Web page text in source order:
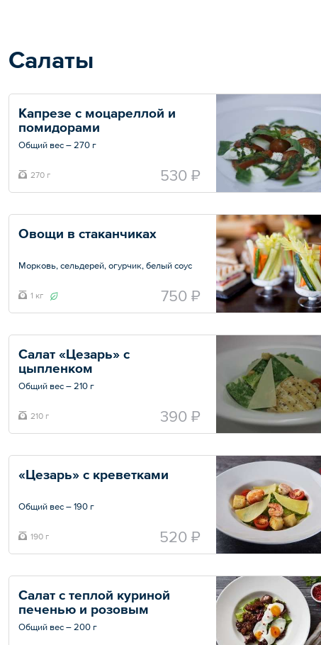
Салаты
Капрезе с моцареллой и
помидорами
Общий вес – 270 г
270 г 530 ₽
Овощи в стаканчиках
Морковь, сельдерей, огурчик, белый соус
10 шт. по 100 г
Общий вес – 1 кг
1 кг 750 ₽
Салат «Цезарь» с
цыпленком
Общий вес – 210 г
210 г 390 ₽
«Цезарь» с креветками
Общий вес – 190 г
190 г 520 ₽
Салат с теплой куриной
печенью и розовым
перцем
Общий вес – 200 г